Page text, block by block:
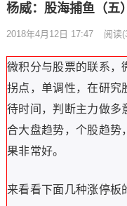
杨威：股海捕鱼（五
2018年4月12日 17:47 阅读
微积分与股票的联系，
拐点，单调性，在研究
待时间，判断主力做多
合大盘趋势，个股趋势
果非常好。
来看看下面几种涨停板